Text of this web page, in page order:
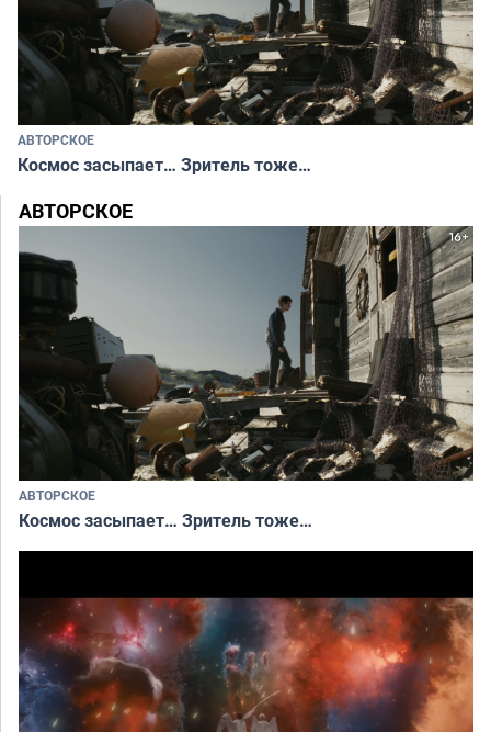
АВТОРСКОЕ
Космос засыпает… Зритель тоже…
АВТОРСКОЕ
АВТОРСКОЕ
Космос засыпает… Зритель тоже…